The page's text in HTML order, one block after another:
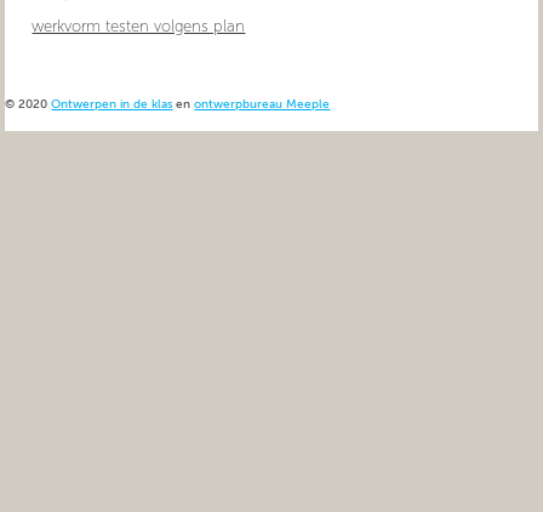
werkvorm testen volgens plan
© 2020Ontwerpen in de klas enontwerpbureau Meeple